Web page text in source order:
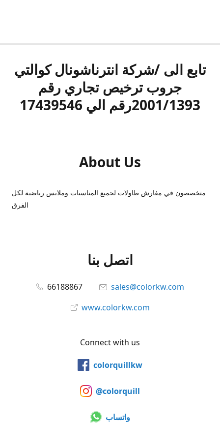
تابع الى /شركة انترناشونال كوالتي
جروب ترخيص تجاري رقم
2001/1393رقم الي 17439546
About Us
متخصصون في مفارش طاولات لجميع المناسبات وملابس رياضية لكل
الفرق
اتصل بنا
66188867
sales@colorkw.com
www.colorkw.com
Connect with us
colorquillkw
@colorquill
واتساب